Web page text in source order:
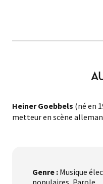
Heiner Goebbels (né en
metteur en scène
Genre : Musique
populaires, Parole